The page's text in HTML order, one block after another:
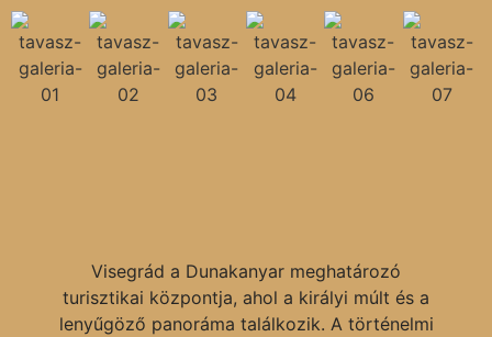
Visegrád a Dunakanyar meghatározó
turisztikai központja, ahol a királyi múlt és a
lenyűgöző panoráma találkozik. A történelmi